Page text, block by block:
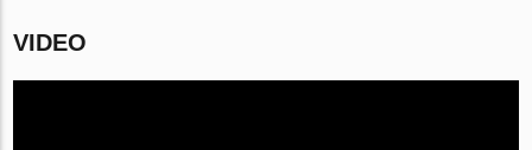
VIDEO